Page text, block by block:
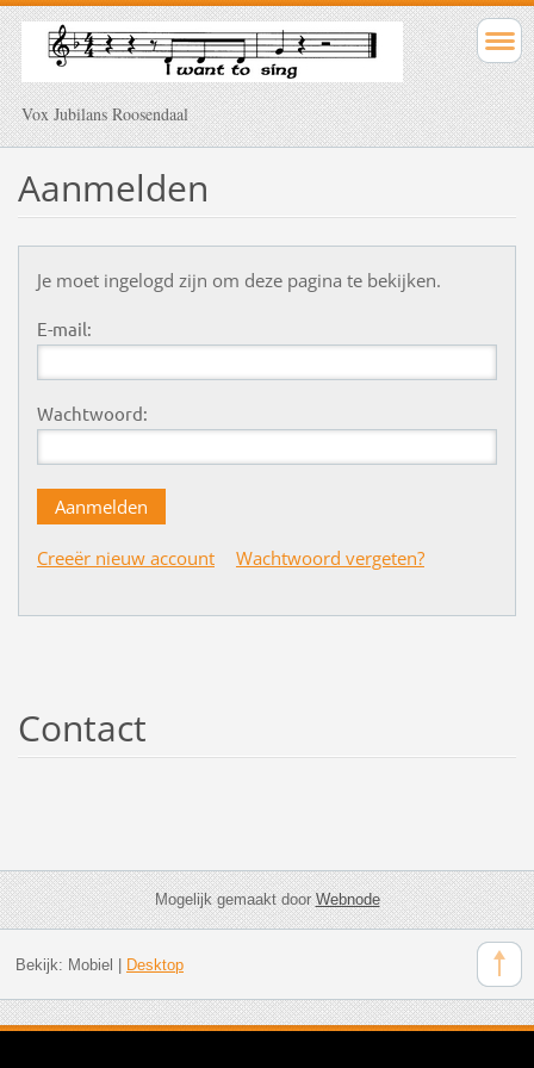
Vox Jubilans Roosendaal
Aanmelden
Je moet ingelogd zijn om deze pagina te bekijken.
E-mail:
Wachtwoord:
Creeër nieuw account Wachtwoord vergeten?
Contact
Mogelijk gemaakt doorWebnode
Bekijk: Mobiel Desktop